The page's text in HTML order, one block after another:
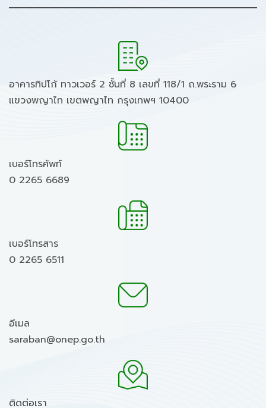
อาคารทิปโก้ ทาวเวอร์ 2 ชั้นที่ 8 เลขที่ 118/1 ถ.พระราม 6
แขวงพญาไท เขตพญาไท กรุงเทพฯ 10400
เบอร์โทรศัพท์
0 2265 6689
เบอร์โทรสาร
0 2265 6511
อีเมล
saraban@onep.go.th
ติดต่อเรา